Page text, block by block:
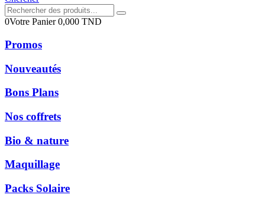
0Votre Panier0,000 TND
Promos
Nouveautés
Bons Plans
Nos coffrets
Bio & nature
Maquillage
Packs Solaire